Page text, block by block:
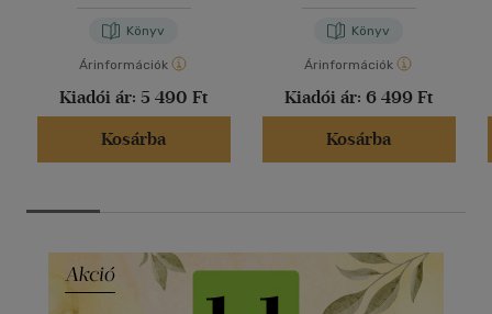
Könyv
Árinformációk
Kiadói ár: 5 490 Ft
Kosárba
Könyv
Árinformációk
Kiadói ár: 6 499 Ft
Kosárba